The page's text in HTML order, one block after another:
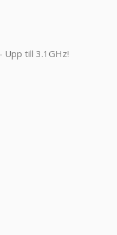
till 3.1GHz!